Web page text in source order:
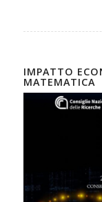
IMPATTO
MATEMATICA